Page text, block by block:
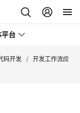
台
码开发 / 开发工作流应